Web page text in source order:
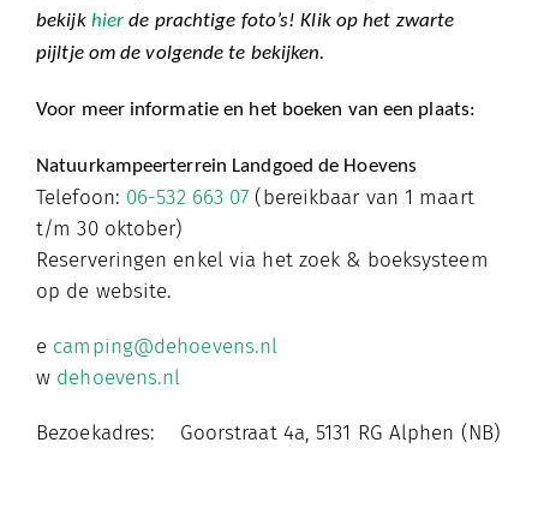
bekijk hier de prachtige foto’s! Klik op het zwarte
pijltje om de volgende te bekijken.
Voor meer informatie en het boeken van een plaats:
Natuurkampeerterrein Landgoed de Hoevens
Telefoon: 06-532 663 07 (bereikbaar van 1 maart
t/m 30 oktober)
Reserveringen enkel via het zoek & boeksysteem
op de website.
e camping@dehoevens.nl
w dehoevens.nl
Bezoekadres: Goorstraat 4a, 5131 RG Alphen (NB)